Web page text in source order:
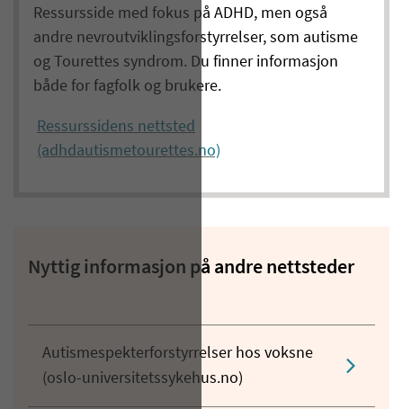
Ressursside med fokus på ADHD, men også
andre nevroutviklingsforstyrrelser, som autisme
og Tourettes syndrom. Du finner informasjon
både for fagfolk og brukere.
Ressurssidens nettsted
(adhdautismetourettes.no)
Nyttig informasjon på andre nettsteder
Autismespekterforstyrrelser hos voksne
(oslo-universitetssykehus.no)